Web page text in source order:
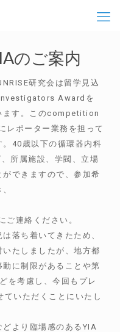
のご案内
研究会は留学見込
Awardを
す。このcompetition
レポーター業務を担って
40歳以下の循環器内科
所属施設、学閥、立場
できますので、参加希
連絡ください。
落ち着いてきたため、
たしましたが、地方都
に制限があることや第
を考慮し、今回もプレ
いただくことにいたし
より臨場感のあるYIA